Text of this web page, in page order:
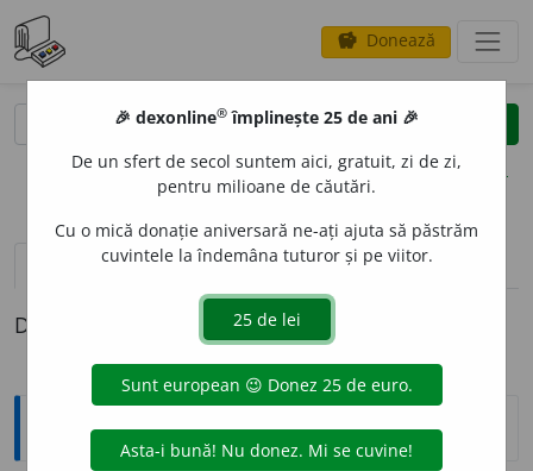
savings Donează
clear
opțiuni
definiții (1)
Definiția cu ID-ul 1204049:
Explicative DEX
🎉 dexonline® împlinește 25 de ani 🎉
De un sfert de secol suntem aici, gratuit, zi de zi,
pentru milioane de căutări.
Cu o mică donație aniversară ne-ați ajuta să păstrăm
cuvintele la îndemâna tuturor și pe viitor.